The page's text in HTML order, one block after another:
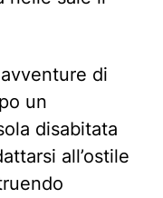
di
un
disabitata
all’ostile